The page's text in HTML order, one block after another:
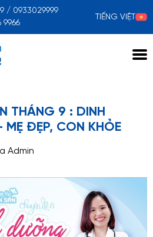
/ 0933029999
9966
TIẾNG VIỆT
THÁNG 9 : DINH
MẸ ĐẸP, CON KHỎE
Admin